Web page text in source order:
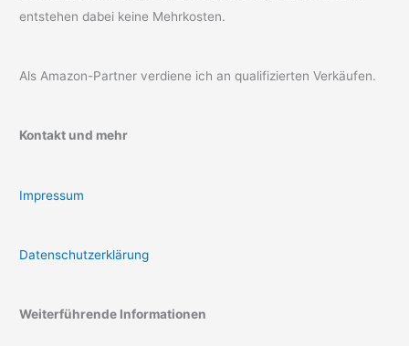
entstehen dabei keine Mehrkosten.
Als Amazon-Partner verdiene ich an qualifizierten Verkäufen.
Kontakt und mehr
Impressum
Datenschutzerklärung
Weiterführende Informationen